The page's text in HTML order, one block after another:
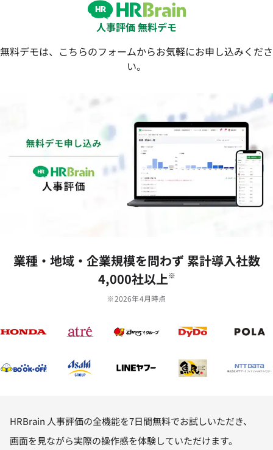
人事評価 無料デモ
無料デモは、こちらのフォームからお気軽にお申し込みくださ
い。
業種‧地域‧企業規模を問わず 累計導⼊社数
4,000社以上※
※2026年4月時点
HRBrain 人事評価の全機能を7日間無料でお試しいただき、
画面を見ながら実際の操作感を体験していただけます。